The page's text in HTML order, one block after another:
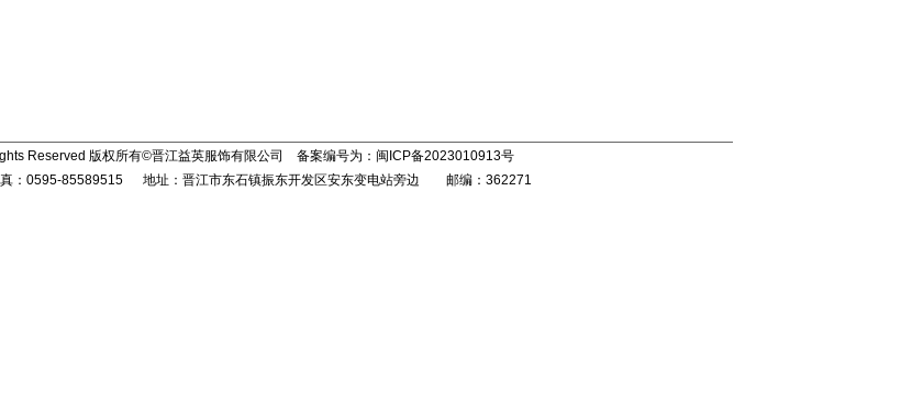
Reserved 版权所有©晋江益英服饰有限公司 备案编号为：闽ICP备2023010913号
：0595-85589515 地址：晋江市东石镇振东开发区安东变电站旁边 邮编：362271